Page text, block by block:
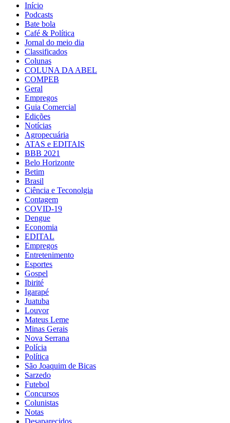
Início
Podcasts
Bate bola
Café & Política
Jornal do meio dia
Classificados
Colunas
COLUNA DA ABEL
COMPEB
Geral
Empregos
Guia Comercial
Edições
Notícias
Agropecuária
ATAS e EDITAIS
BBB 2021
Belo Horizonte
Betim
Brasil
Ciência e Teconolgia
Contagem
COVID-19
Dengue
Economia
EDITAL
Empregos
Entretenimento
Esportes
Gospel
Ibirité
Igarapé
Juatuba
Louvor
Mateus Leme
Minas Gerais
Nova Serrana
Polícia
Política
São Joaquim de Bicas
Sarzedo
Futebol
Concursos
Colunistas
Notas
Desaparecidos